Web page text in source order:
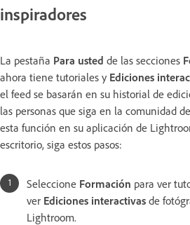
inspiradores
La pestaña Para usted de las secciones
ahora tiene tutoriales y Ediciones
el feed se basarán en su historial de
las personas que siga en la comunidad
esta función en su aplicación de
escritorio, siga estos pasos:
Seleccione Formación para ver
ver Ediciones interactivas de
Lightroom.